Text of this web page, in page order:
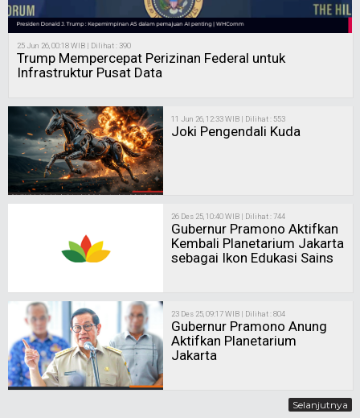
25 Jun 26, 00:18 WIB | Dilihat : 390
Trump Mempercepat Perizinan Federal untuk
Infrastruktur Pusat Data
11 Jun 26, 12:33 WIB | Dilihat : 553
Joki Pengendali Kuda
26 Des 25, 10:40 WIB | Dilihat : 744
Gubernur Pramono Aktifkan
Kembali Planetarium Jakarta
sebagai Ikon Edukasi Sains
23 Des 25, 09:17 WIB | Dilihat : 804
Gubernur Pramono Anung
Aktifkan Planetarium
Jakarta
Selanjutnya